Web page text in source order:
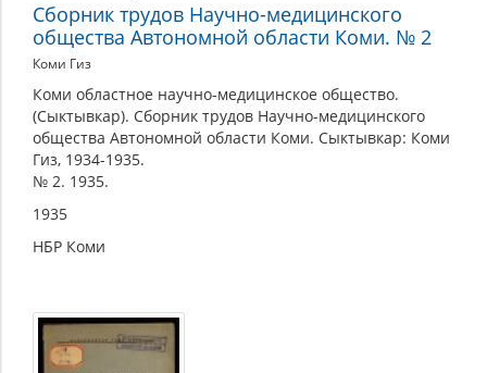
Сборник трудов Научно-медицинского
общества Автономной области Коми. № 2
Коми Гиз
Коми областное научно-медицинское общество.
(Сыктывкар). Сборник трудов Научно-медицинского
общества Автономной области Коми. Сыктывкар: Коми
Гиз, 1934-1935.
№ 2. 1935.
1935
НБР Коми